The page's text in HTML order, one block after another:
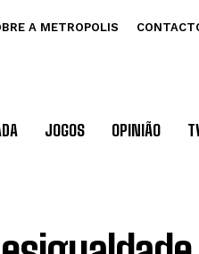
A METROPOLIS
JOGOS OPINIÃO